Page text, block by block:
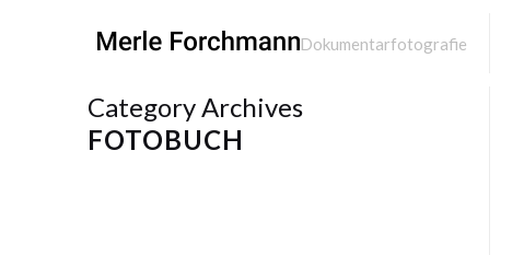
Dokumentarfotografie
Category Archives
FOTOBUCH